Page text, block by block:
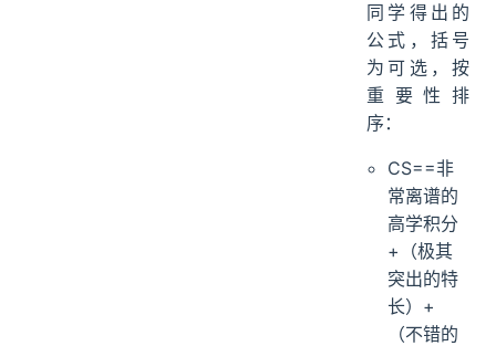
同学得出的
公式，括号
为可选，按
重要性排
序：
CS==非
常离谱的
高学积分
+（极其
突出的特
长）+
（不错的